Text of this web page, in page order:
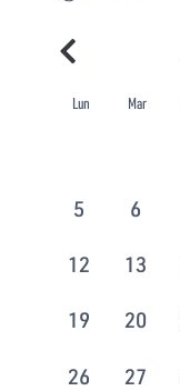
Lun Mar
5 6
12 13
19 20
26 27